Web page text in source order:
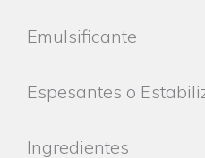
Emulsificante
Espesantes o
Ingredientes